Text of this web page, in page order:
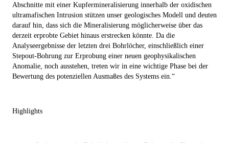
Abschnitte mit einer Kupfermineralisierung innerhalb der oxidischen
ultramafischen Intrusion stützen unser geologisches Modell und deuten
darauf hin, dass sich die Mineralisierung möglicherweise über das
derzeit erprobte Gebiet hinaus erstrecken könnte. Da die
Analyseergebnisse der letzten drei Bohrlöcher, einschließlich einer
Stepout-Bohrung zur Erprobung einer neuen geophysikalischen
Anomalie, noch ausstehen, treten wir in eine wichtige Phase bei der
Bewertung des potenziellen Ausmaßes des Systems ein .“
Highlights